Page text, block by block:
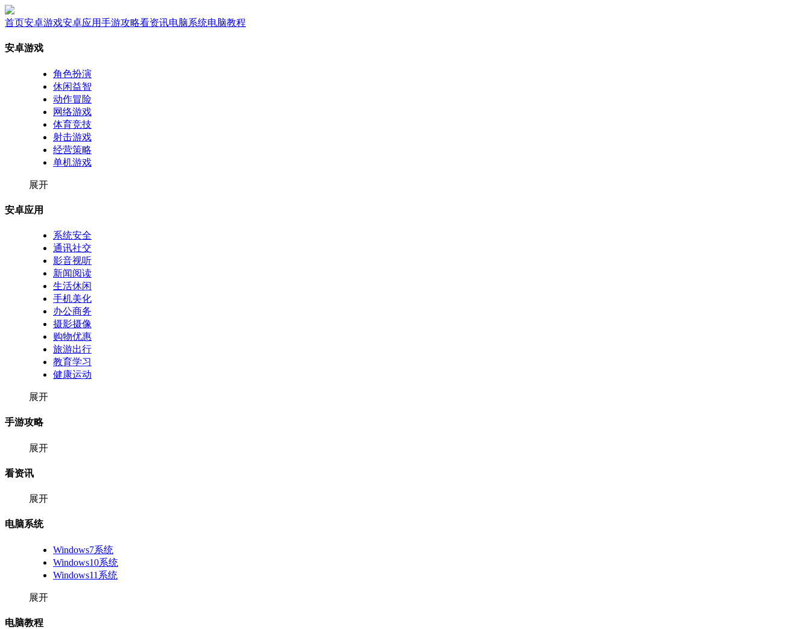
首页安卓游戏安卓应用手游攻略看资讯电脑系统电脑教程
安卓游戏
角色扮演
休闲益智
动作冒险
网络游戏
体育竞技
射击游戏
经营策略
单机游戏
展开
安卓应用
系统安全
通讯社交
影音视听
新闻阅读
生活休闲
手机美化
办公商务
摄影摄像
购物优惠
旅游出行
教育学习
健康运动
展开
手游攻略
展开
看资讯
展开
电脑系统
Windows7系统
Windows10系统
Windows11系统
展开
电脑教程